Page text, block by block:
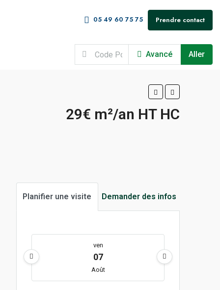
05 49 60 75 75 Prendre contact
Avancé Aller
29€ m²/an HT HC
Planifier une visite Demander des infos
ven
07
Août